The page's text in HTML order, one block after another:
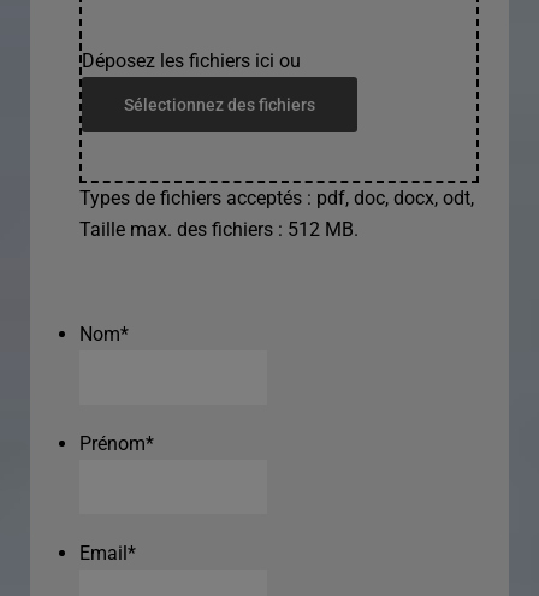
Déposez les fichiers ici ou
Sélectionnez des fichiers
Types de fichiers acceptés : pdf, doc, docx, odt,
Taille max. des fichiers : 512 MB.
Nom*
Prénom*
Email*